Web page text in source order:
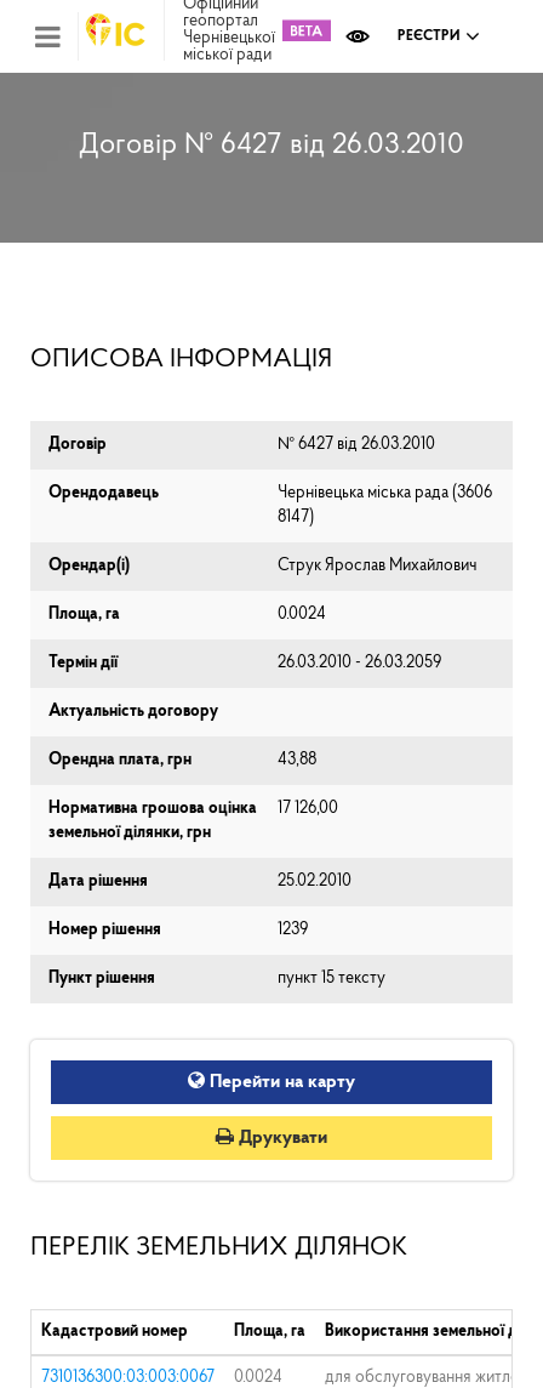
Офіційний
геопортал
Чернівецької
міської ради
РЕЄСТРИ
Договір № 6427 від 26.03.2010
ОПИСОВА ІНФОРМАЦІЯ
Договір № 6427 від 26.03.2010
Орендодавець
Чернівецька міська рада (⁨3606
8147⁩)
Орендар(і) Струк Ярослав Михайлович
Площа, га 0.0024
Термін дії 26.03.2010 - 26.03.2059
Актуальність договору
Орендна плата, грн 43,88
Нормативна грошова оцінка
земельної ділянки, грн
17 126,00
Дата рішення 25.02.2010
Номер рішення 1239
Пункт рішення пункт 15 тексту
Перейти на карту
Друкувати
ПЕРЕЛІК ЗЕМЕЛЬНИХ ДІЛЯНОК
Кадастровий номер Площа, га Використання земельної
7310136300:03:003:0067 0.0024 для обслуговування